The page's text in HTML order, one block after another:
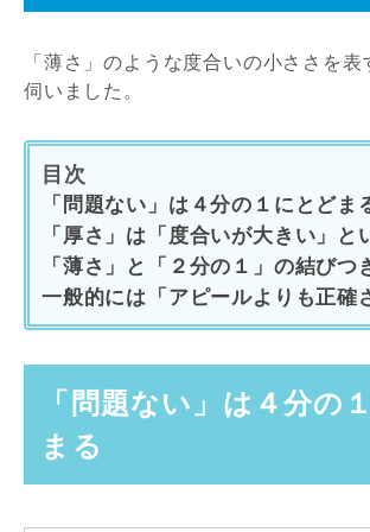
「薄さ」のような度合いの小ささを
伺いました。
目次
「問題ない」は４分の１にとどま
「厚さ」は「度合いが大きい」と
「薄さ」と「２分の１」の結びつ
一般的には「アピールよりも正確
「問題ない」は４分の
まる